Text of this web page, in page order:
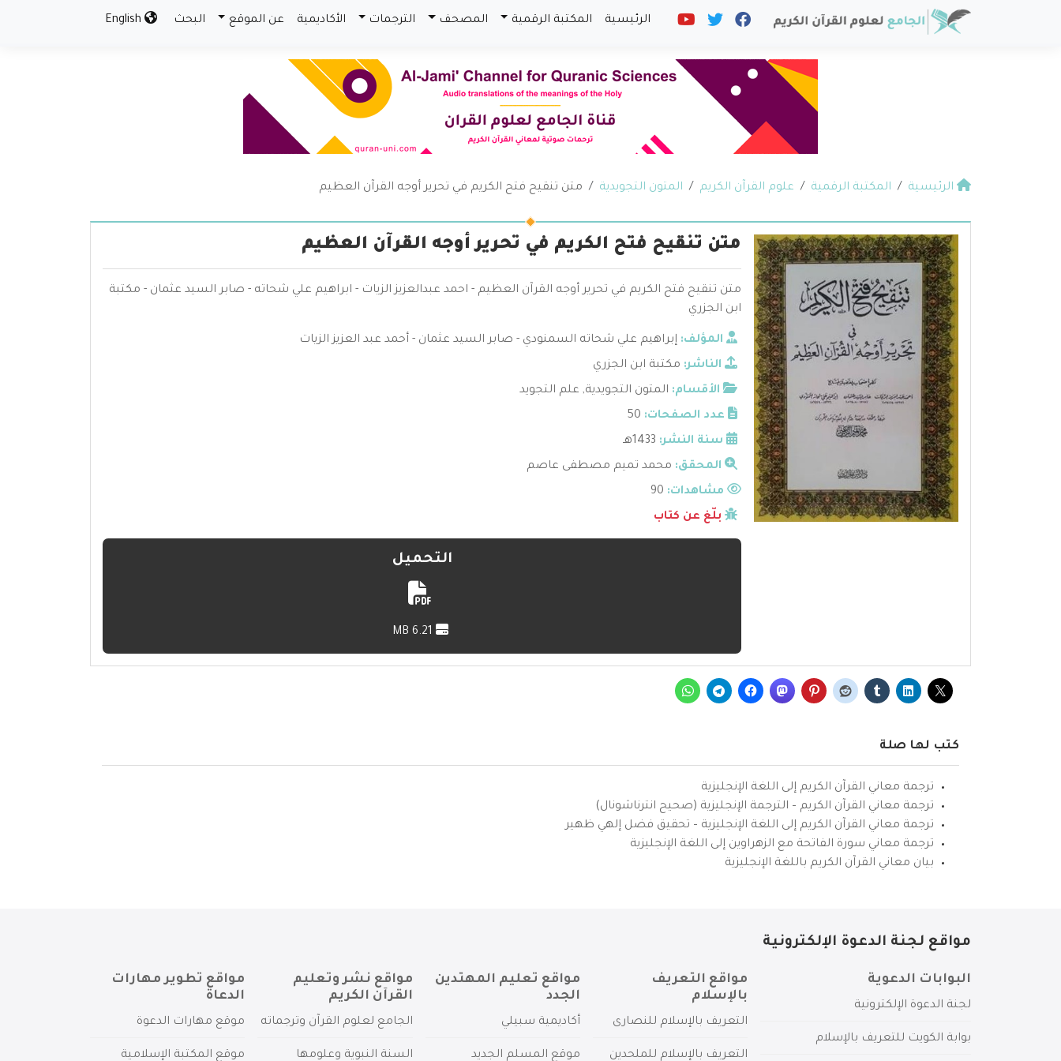
الرئيسية المكتبة الرقمية المصحف الترجمات الأكاديمية عن الموقع البحث
الرئيسية المكتبة الرقمية علوم القرآن الكريم المتون التجويدية متن تنقيح فتح الكريم في تحرير أوجه القرآن العظيم
متن تنقيح فتح الكريم في تحرير أوجه القرآن العظيم
متن تنقيح فتح الكريم في تحرير أوجه القرآن العظيم - احمد عبدالعزيز الزيات - ابراهيم علي شحاته - صابر السيد عثمان - مكتبة
ابن الجزري
المؤلف: إبراهيم علي شحاته السمنودي - صابر السيد عثمان - أحمد عبد العزيز الزيات
الناشر: مكتبة ابن الجزري
الأقسام: المتون التجويدية, علم التجويد
عدد الصفحات: 50
سنة النشر: 1433هـ
المحقق: محمد تميم مصطفى عاصم
مشاهدات:
بلّغ عن كتاب
التحميل
كتب لها صلة
ترجمة معاني القرآن الكريم إلى اللغة الإنجليزية
ترجمة معاني القرآن الكريم – الترجمة الإنجليزية (صحيح انترناشونال)
ترجمة معاني القرآن الكريم إلى اللغة الإنجليزية – تحقيق فضل إلهي ظهير
ترجمة معاني سورة الفاتحة مع الزهراوين إلى اللغة الإنجليزية
بيان معاني القرآن الكريم باللغة الإنجليزية
مواقع لجنة الدعوة الإلكترونية
البوابات الدعوية
لجنة الدعوة الإلكترونية
بوابة الكويت للتعريف بالإسلام
مواقع التعريف
بالإسلام
التعريف بالإسلام للنصارى
التعريف بالإسلام للملحدين
مواقع تعليم المهتدين
الجدد
أكاديمية سبيلي
موقع المسلم الجديد
مواقع نشر وتعليم
القرآن الكريم
الجامع لعلوم القرآن وترجماته
السنة النبوية وعلومها
مواقع تطوير مهارات
الدعاة
موقع مهارات الدعوة
موقع المكتبة الإسلامية